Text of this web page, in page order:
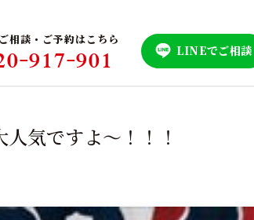
相談・ご予約はこちら
917-901 LINEでご相談
気ですよ～！！！